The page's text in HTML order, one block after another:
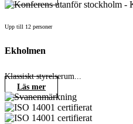
Upp till 12 personer
Ekholmen
Klassiskt styrelserum...
Läs mer